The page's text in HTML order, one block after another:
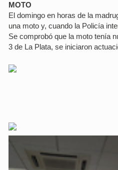
MOTO
El domingo en horas de la
una moto y, cuando la Policía
Se comprobó que la moto tenía
3 de La Plata, se iniciaron